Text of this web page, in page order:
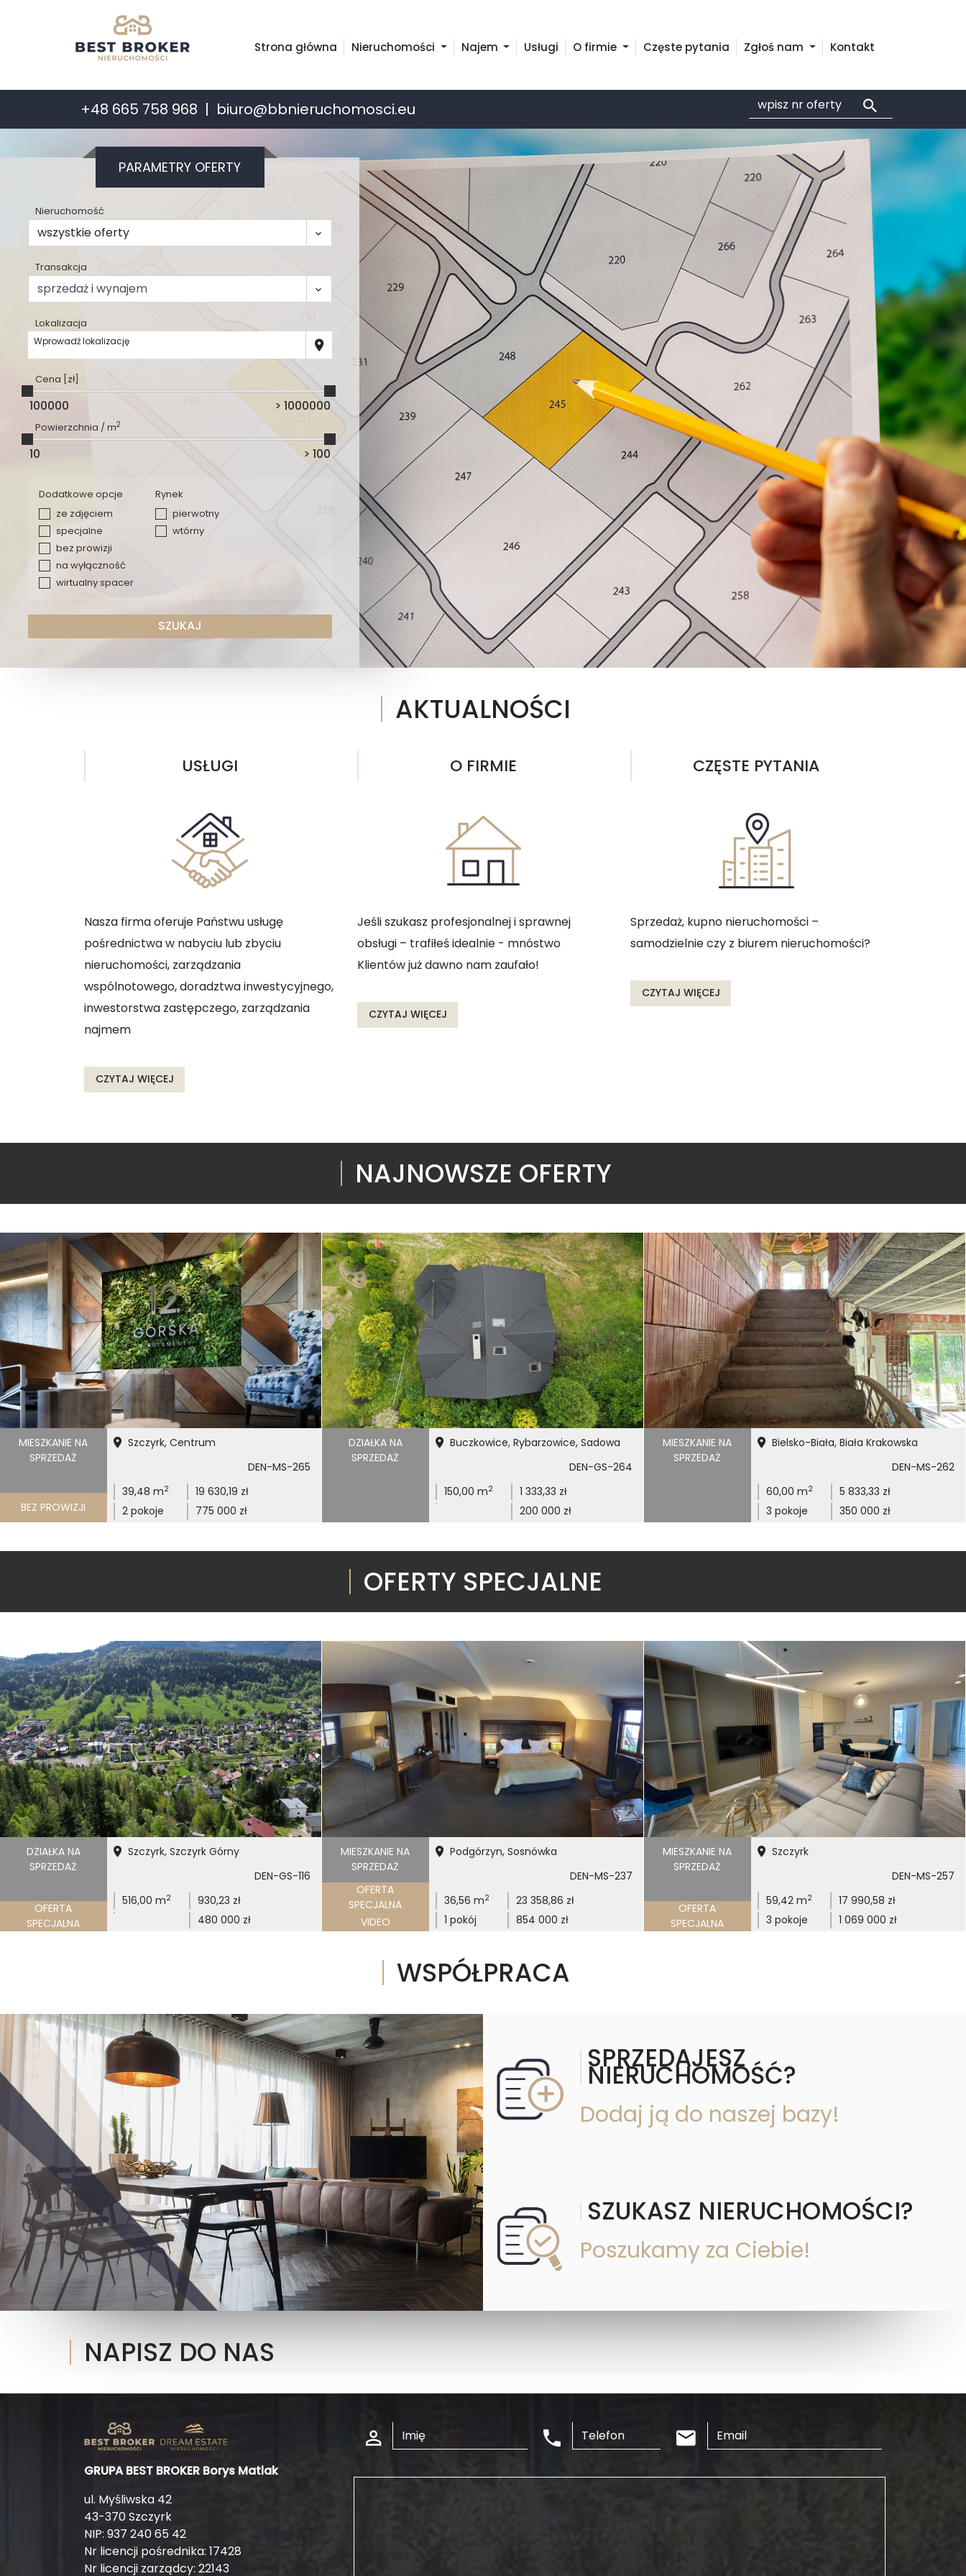
Strona główna Nieruchomości Najem Usługi O firmie Częste pytania Zgłoś nam Kontakt
+48 665 758 968 biuro@bbnieruchomosci.eu
PARAMETRY OFERTY
Nieruchomość
Transakcja
Lokalizacja
Wprowadź lokalizację
Cena [zł]
Powierzchnia / m2
Dodatkowe opcje
ze zdjęciem
specjalne
bez prowizji
na wyłączność
wirtualny spacer
Rynek
pierwotny
wtórny
SZUKAJ
AKTUALNOŚCI
USŁUGI
Nasza firma oferuje Państwu usługę
pośrednictwa w nabyciu lub zbyciu
nieruchomości, zarządzania
wspólnotowego, doradztwa inwestycyjnego,
inwestorstwa zastępczego, zarządzania
najmem
CZYTAJ WIĘCEJ
O FIRMIE
Jeśli szukasz profesjonalnej i sprawnej
obsługi – trafiłeś idealnie - mnóstwo
Klientów już dawno nam zaufało!
CZYTAJ WIĘCEJ
CZĘSTE PYTANIA
Sprzedaż, kupno nieruchomości –
samodzielnie czy z biurem nieruchomości?
CZYTAJ WIĘCEJ
NAJNOWSZE OFERTY
MIESZKANIE NA
SPRZEDAŻ
BEZ PROWIZJI
Szczyrk, Centrum
DEN-MS-265
39,48 m2
2 pokoje
19 630,19 zł
775 000 zł
DZIAŁKA NA
SPRZEDAŻ
Buczkowice, Rybarzowice, Sadowa
DEN-GS-264
150,00 m2
1 333,33 zł
200 000 zł
MIESZKANIE NA
SPRZEDAŻ
Bielsko-Biała, Biała Krakowska
DEN-MS-262
60,00 m2
3 pokoje
5 833,33 zł
350 000 zł
OFERTY SPECJALNE
DZIAŁKA NA
SPRZEDAŻ
OFERTA
SPECJALNA
Szczyrk, Szczyrk Górny
DEN-GS-116
516,00 m2
930,23 zł
480 000 zł
MIESZKANIE NA
SPRZEDAŻ
OFERTA
SPECJALNA
VIDEO
Podgórzyn, Sosnówka
DEN-MS-237
36,56 m2
1 pokój
23 358,86 zł
854 000 zł
MIESZKANIE NA
SPRZEDAŻ
OFERTA
SPECJALNA
Szczyrk
DEN-MS-257
59,42 m2
3 pokoje
17 990,58 zł
1 069 000 zł
WSPÓŁPRACA
SPRZEDAJESZ
NIERUCHOMOŚĆ?
Dodaj ją do naszej bazy!
SZUKASZ NIERUCHOMOŚCI?
Poszukamy za Ciebie!
NAPISZ DO NAS
GRUPA BEST BROKER Borys Matlak
ul. Myśliwska 42
43-370 Szczyrk
NIP: 937 240 65 42
Nr licencji pośrednika: 17428
Nr licencji zarządcy: 22143